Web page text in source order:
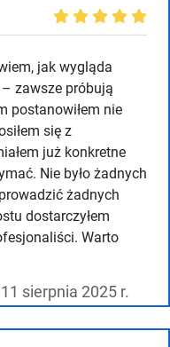
jak wygląda
zawsze próbują
postanowiłem nie
się z
już konkretne
Nie było żadnych
żadnych
dostarczyłem
Warto
11 sierpnia 2025 r.